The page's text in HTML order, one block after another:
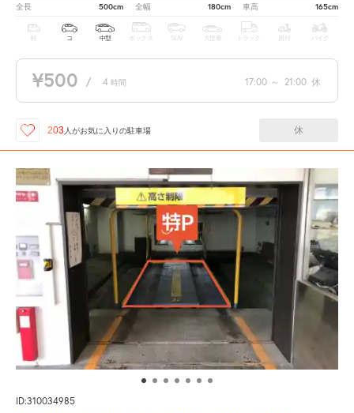
全長 500cm 全幅 180cm 車高 165cm
軽 コ 中型 ボックス SUV 大型車 トラック 原付 バイク
¥500 / 4 時間 17:00 ～ 21:00 休
203人がお気に入りの駐車場 休
ID:310034985